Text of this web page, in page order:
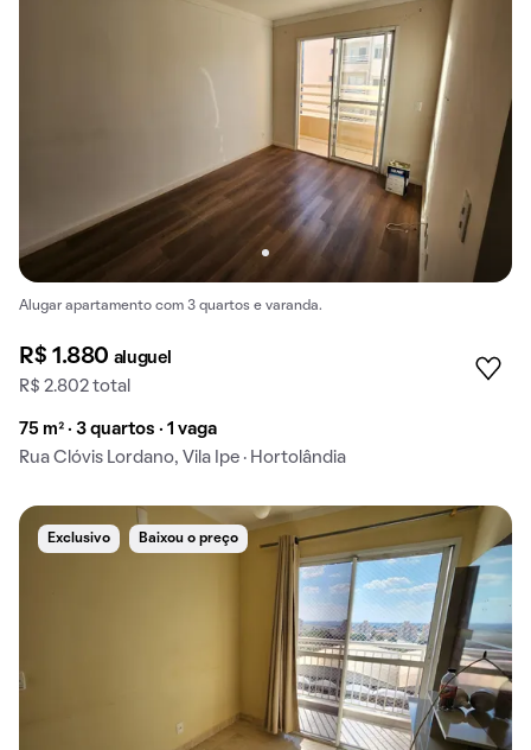
Alugar apartamento com 3 quartos e varanda.
R$ 1.880 aluguel
R$ 2.802 total
75 m² · 3 quartos · 1 vaga
Rua Clóvis Lordano, Vila Ipe · Hortolândia
Exclusivo Baixou o preço